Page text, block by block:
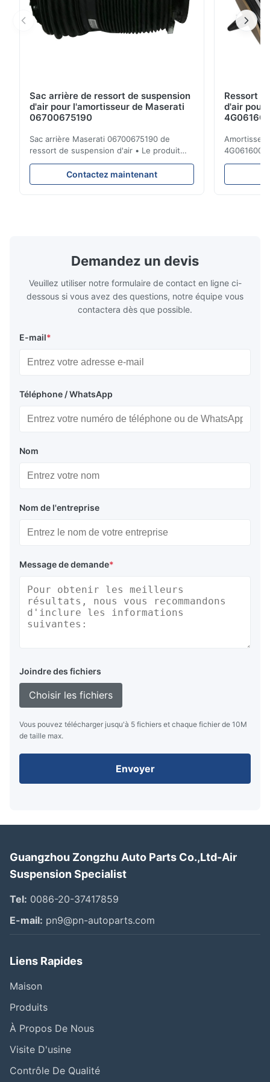
Sac arrière de ressort de suspension
d'air pour l'amortisseur de Maserati
06700675190
Sac arrière Maserati 06700675190 de
ressort de suspension d'air • Le produit
est 100% compatible avec la cloison
originale. Produit : Ressort pneumatique et
airbag No. d'OEM : 06700675190 No. de
Contactez maintenant
Ressort
d'air pour
d'Audi A6
réparation
Demandez un devis
Veuillez utiliser notre formulaire de contact en ligne ci-
dessous si vous avez des questions, notre équipe vous
contactera dès que possible.
E-mail*
Téléphone / WhatsApp
Nom
Nom de l'entreprise
Message de demande*
Joindre des fichiers
Choisir les fichiers
Vous pouvez télécharger jusqu'à 5 fichiers et chaque fichier de 10M
de taille max.
Envoyer
Guangzhou Zongzhu Auto Parts Co.,Ltd-Air
Suspension Specialist
Tel: 0086-20-37417859
E-mail: pn9@pn-autoparts.com
Liens Rapides
Maison
Produits
À Propos De Nous
Visite D'usine
Contrôle De Qualité